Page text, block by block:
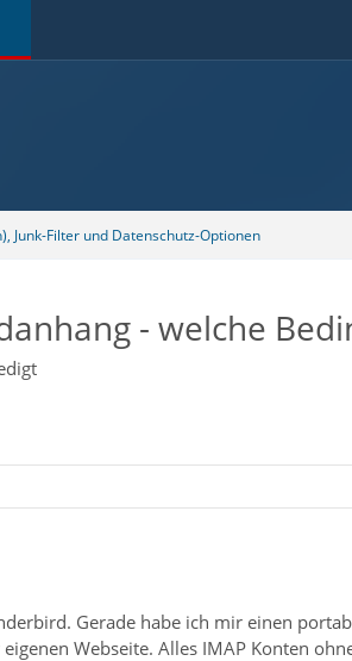
Junk-Filter und Datenschutz-Optionen
- welche
Gerade habe ich mir einen
Webseite. Alles IMAP Konten